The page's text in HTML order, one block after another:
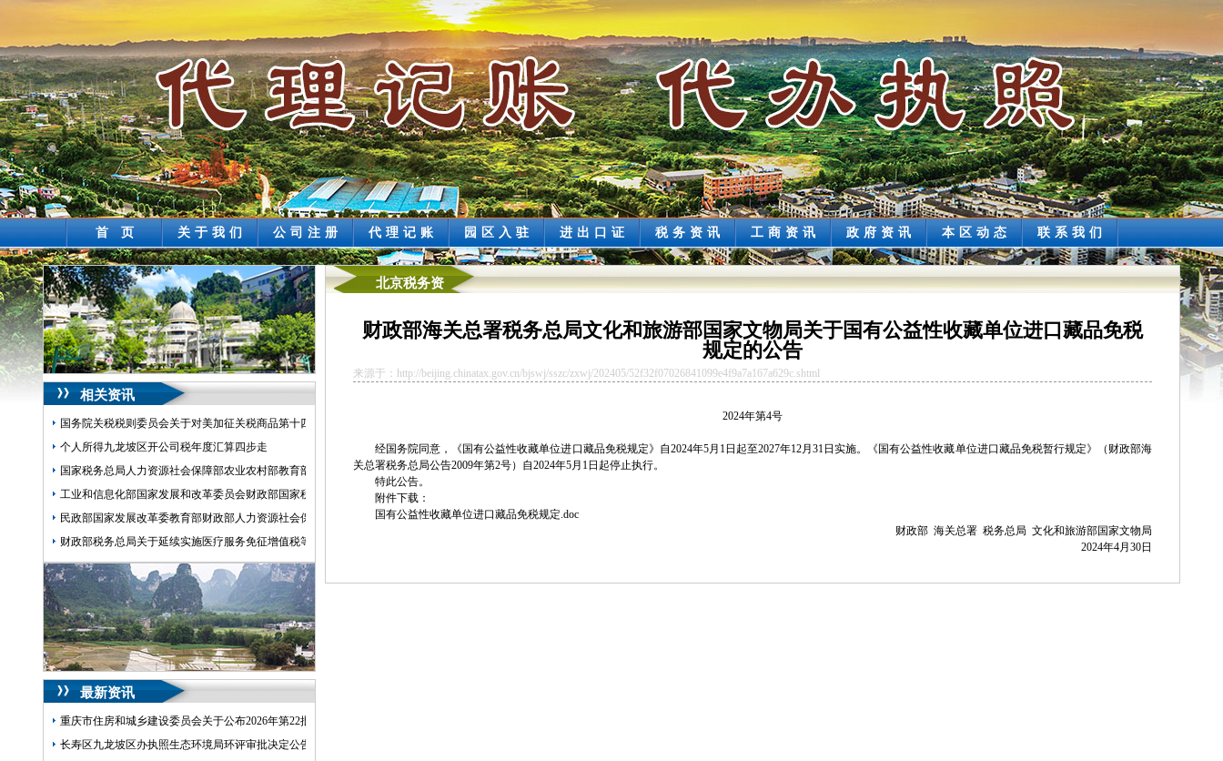
首 页 关于我们 公司注册 代理记账 园区入驻 进出口证 税务资讯 工商资讯 政府资讯 本区动态 联系我们
相关资讯
国务院关税税则委员会关于对美加征关税商品第十四次排除延期清单的九龙坡区代办执照公告
个人所得九龙坡区开公司税年度汇算四步走
国家税务总局人力资源社会保障部农业农村部教育部退役军人事务部关于重点群体和自主就业退役士兵创业就业税收政策有关执行问题的九龙坡区代办公司公告
工业和信息化部国家发展和改革委员会财政部国家税务总局关于开展2023年度享受研发费用加计扣除政策的九龙坡区开公司工业母机企业清单制定工作的通知
民政部国家发展改革委教育部财政部人力资源社会保障部住房城乡建设部农业农村部商务部国家卫生健康委市场监管总局税务总局全国老龄办关于加强养老服务人才队伍建设的九龙坡区办执照意见
财政部税务总局关于延续实施医疗服务免征增值税等政策的九龙坡区开公司公告
最新资讯
重庆市住房和城乡建设委员会关于公布2026年第22批建筑施工特种作业人员操作资格证书名单的九龙坡区办执照公告
长寿区九龙坡区办执照生态环境局环评审批决定公告2026.8.5
北京税务资
财政部海关总署税务总局文化和旅游部国家文物局关于国有公益性收藏单位进口藏品免税
规定的公告
来源于：http://beijing.chinatax.gov.cn/bjswj/sszc/zxwj/202405/52f32f07026841099e4f9a7a167a629c.shtml
2024年第4号
经国务院同意，《国有公益性收藏单位进口藏品免税规定》自2024年5月1日起至2027年12月31日实施。《国有公益性收藏单位进口藏品免税暂行规定》（财政部海
关总署税务总局公告2009年第2号）自2024年5月1日起停止执行。
特此公告。
附件下载：
国有公益性收藏单位进口藏品免税规定.doc
财政部 海关总署 税务总局 文化和旅游部国家文物局
2024年4月30日